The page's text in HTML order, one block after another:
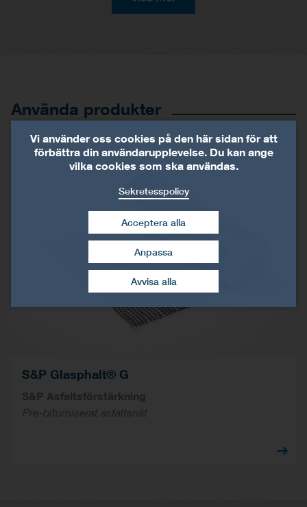
Använda produkter
S&P Glasphalt® G
S&P Asfaltsförstärkning
Pre-bitumiserat asfaltsnät
Vi använder oss cookies på den här sidan för att
förbättra din användarupplevelse. Du kan ange
vilka cookies som ska användas.
Sekretesspolicy
Avvisa alla
Acceptera alla
dra tillbaka mitt
samtycke
Anpassa